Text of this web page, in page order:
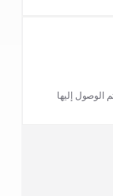
الوصول إليها